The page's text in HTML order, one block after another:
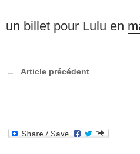
un billet pour Lulu en
Article précédent